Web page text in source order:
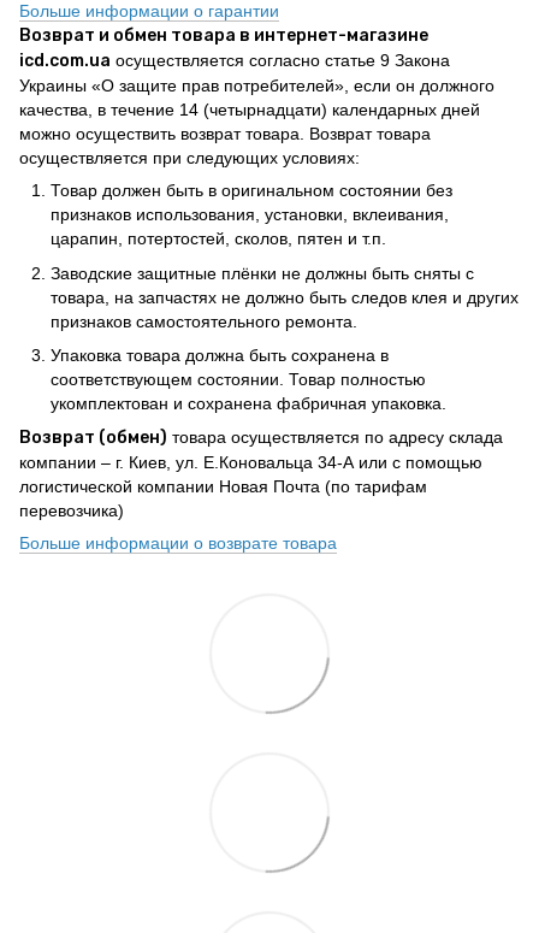
Больше информации о гарантии
Возврат и обмен товара в интернет-магазине
icd.com.ua осуществляется согласно статье 9 Закона
Украины «О защите прав потребителей», если он должного
качества, в течение 14 (четырнадцати) календарных дней
можно осуществить возврат товара. Возврат товара
осуществляется при следующих условиях:
Товар должен быть в оригинальном состоянии без
признаков использования, установки, вклеивания,
царапин, потертостей, сколов, пятен и т.п.
Заводские защитные плёнки не должны быть сняты с
товара, на запчастях не должно быть следов клея и других
признаков самостоятельного ремонта.
Упаковка товара должна быть сохранена в
соответствующем состоянии. Товар полностью
укомплектован и сохранена фабричная упаковка.
Возврат (обмен) товара осуществляется по адресу склада
компании – г. Киев, ул. Е.Коновальца 34-А или с помощью
логистической компании Новая Почта (по тарифам
перевозчика)
Больше информации о возврате товара